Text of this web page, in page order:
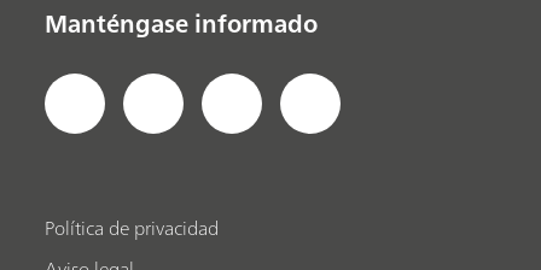
Manténgase informado
Política de privacidad